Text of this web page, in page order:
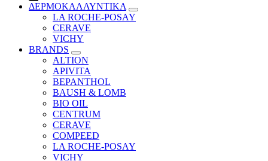
ΔΕΡΜΟΚΑΛΛΥΝΤΙΚΑ
LA ROCHE-POSAY
CERAVE
VICHY
BRANDS
ALTION
APIVITA
BEPANTHOL
BAUSH & LOMB
BIO OIL
CENTRUM
CERAVE
COMPEED
LA ROCHE-POSAY
VICHY